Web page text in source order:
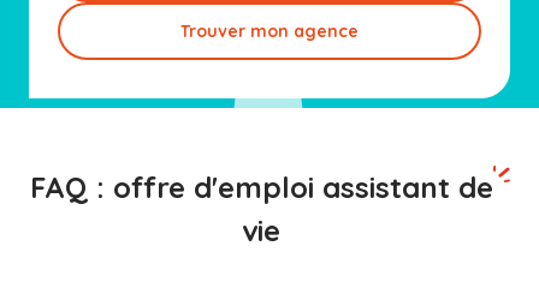
Trouver mon agence
FAQ : offre d'emploi assistant de
vie